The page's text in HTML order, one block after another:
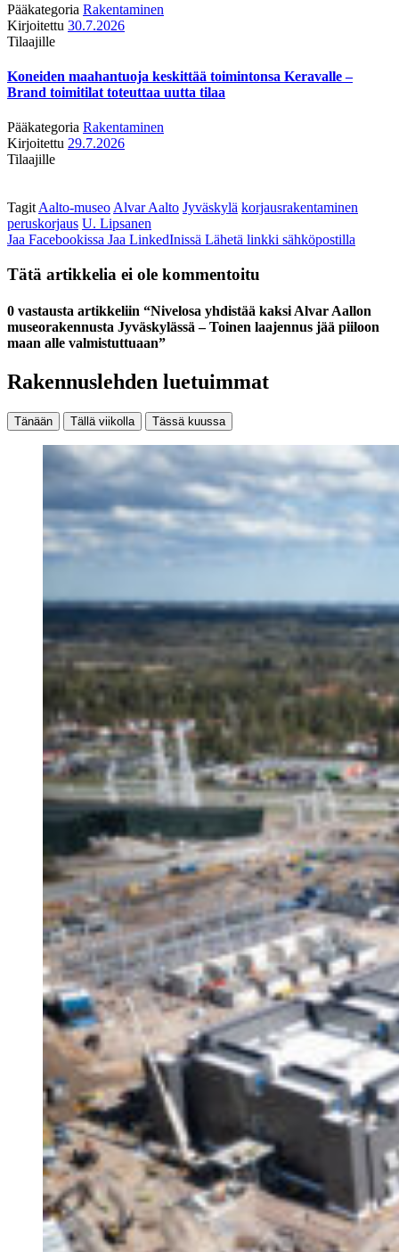
Pääkategoria Rakentaminen
Kirjoitettu 30.7.2026
Tilaajille
Koneiden maahantuoja keskittää toimintonsa Keravalle –
Brand toimitilat toteuttaa uutta tilaa
Pääkategoria Rakentaminen
Kirjoitettu 29.7.2026
Tilaajille
Tagit Aalto-museo Alvar Aalto Jyväskylä korjausrakentaminen
peruskorjaus U. Lipsanen
Jaa Facebookissa Jaa LinkedInissä Lähetä linkki sähköpostilla
Tätä artikkelia ei ole kommentoitu
0 vastausta artikkeliin “Nivelosa yhdistää kaksi Alvar Aallon
museorakennusta Jyväskylässä – Toinen laajennus jää piiloon
maan alle valmistuttuaan”
Rakennuslehden luetuimmat
Tänään Tällä viikolla Tässä kuussa